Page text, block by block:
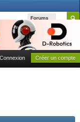
Forums
Connexion Créer un compte